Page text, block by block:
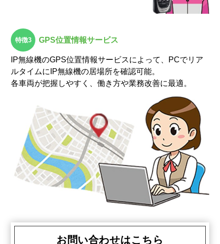
GPS位置情報サービス
IP無線機のGPS位置情報サービスによって、PCでリア
ルタイムにIP無線機の居場所を確認可能。
各車両が把握しやすく、働き方や業務改善に最適。
お問い合わせはこちら